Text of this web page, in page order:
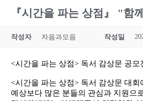
『시간을 파는 상점』 "함
작성자 자음과모음 작성일
<시간을 파는 상점> 독서 감상문 공모
<시간을 파는 상점> 독서 감상문 대
예상보다 많은 분들의 관심과 지원으